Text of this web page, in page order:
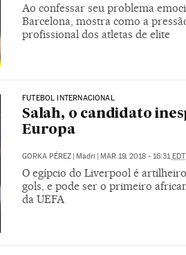
Ao confessar seu problema
Barcelona, mostra como a
profissional dos atletas de elite
FUTEBOL INTERNACIONAL
Salah, o candidato
Europa
GORKA PÉREZ Madri MAR 19, 2018 - 16:31 EDT
O egípcio do Liverpool é
gols, e pode ser o primeiro
da UEFA